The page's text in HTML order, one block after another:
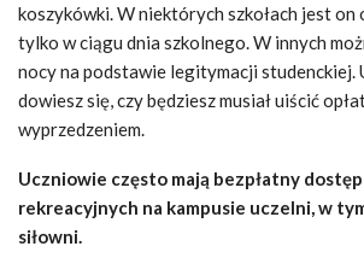
koszykówki. W niektórych szkołach jest
tylko w ciągu dnia szkolnego. W innych
nocy na podstawie legitymacji studenckiej.
dowiesz się, czy będziesz musiał uiścić
wyprzedzeniem.
Uczniowie często mają bezpłatny
rekreacyjnych na kampusie uczelni, w
siłowni.